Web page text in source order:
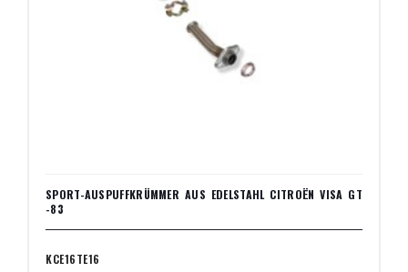
SPORT-AUSPUFFKRÜMMER AUS EDELSTAHL CITROËN VISA GT
-83
KCE16TE16